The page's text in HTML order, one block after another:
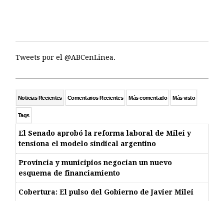
Tweets por el @ABCenLinea.
Noticias Recientes Comentarios Recientes Más comentado Más visto
Tags
El Senado aprobó la reforma laboral de Milei y
tensiona el modelo sindical argentino
Provincia y municipios negocian un nuevo
esquema de financiamiento
Cobertura: El pulso del Gobierno de Javier Milei